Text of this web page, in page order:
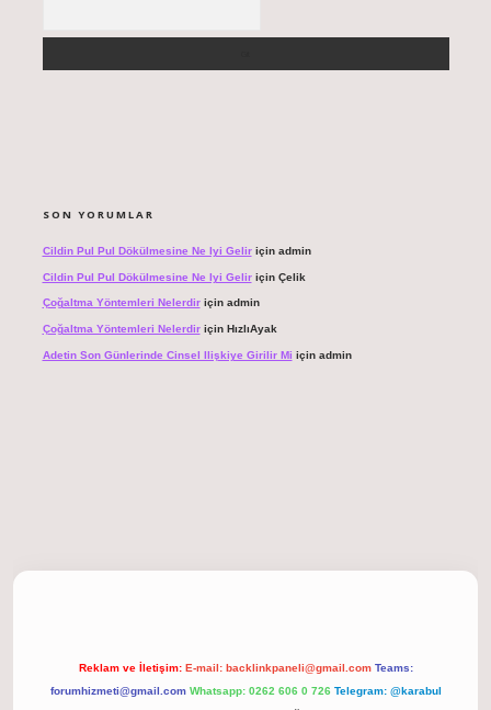
SON YORUMLAR
Cildin Pul Pul Dökülmesine Ne Iyi Geliriçin admin
Cildin Pul Pul Dökülmesine Ne Iyi Geliriçin Çelik
Çoğaltma Yöntemleri Nelerdiriçin admin
Çoğaltma Yöntemleri Nelerdiriçin HızlıAyak
Adetin Son Günlerinde Cinsel Ilişkiye Girilir Mi için admin
Reklam ve İletişim: E-mail: backlinkpaneli@gmail.com Teams:
forumhizmeti@gmail.com Whatsapp: 0262 606 0 726 Telegram: @karabul